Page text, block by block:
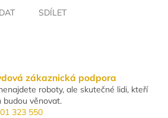
SDÍLET
zákaznická podpora
roboty, ale skutečné lidi, kteří
budou věnovat.
323 550